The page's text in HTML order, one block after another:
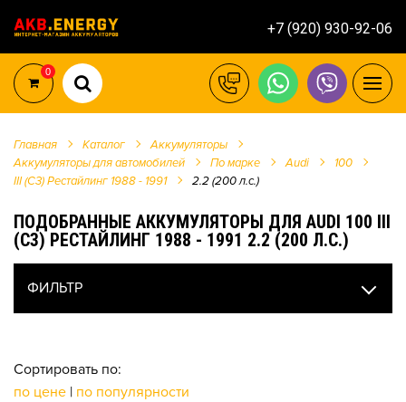
+7 (920) 930-92-06
0
Главная Каталог
Аккумуляторы
Аккумуляторы для автомобилей
По марке Audi
100
III (C3) Рестайлинг 1988 - 1991
2.2 (200 л.с.)
ПОДОБРАННЫЕ АККУМУЛЯТОРЫ ДЛЯ AUDI 100 III
(C3) РЕСТАЙЛИНГ 1988 - 1991 2.2 (200 Л.С.)
ФИЛЬТР
Сортировать по:
по цене | по популярности